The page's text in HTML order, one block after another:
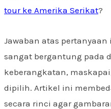
tour ke Amerika Serikat?
Jawaban atas
sangat bergantung pada
keberangkatan,
dipilih. Artikel ini
secara rinci agar